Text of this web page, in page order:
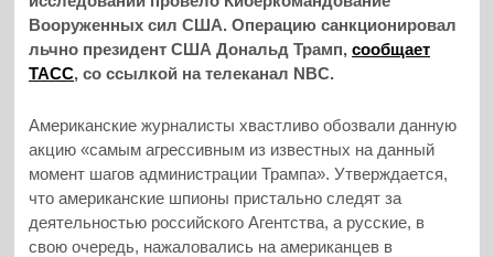
Вооруженных сил США. Операцию санкционировал
льчно президент США Дональд Трамп,сообщает
ТАСС, со ссылкой на телеканал NBC.
Американские журналисты хвастливо обозвали данную
акцию «самым агрессивным из известных на данный
момент шагов администрации Трампа». Утверждается,
что американские шпионы пристально следят за
деятельностью российского Агентства, а русские, в
свою очередь, нажаловались на американцев в